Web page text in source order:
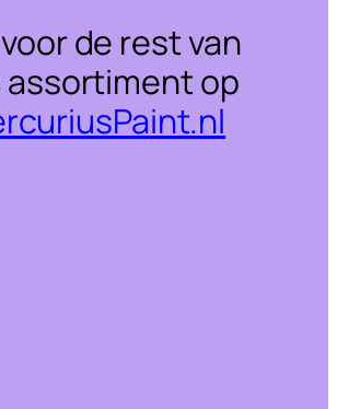
de rest van
assortiment op